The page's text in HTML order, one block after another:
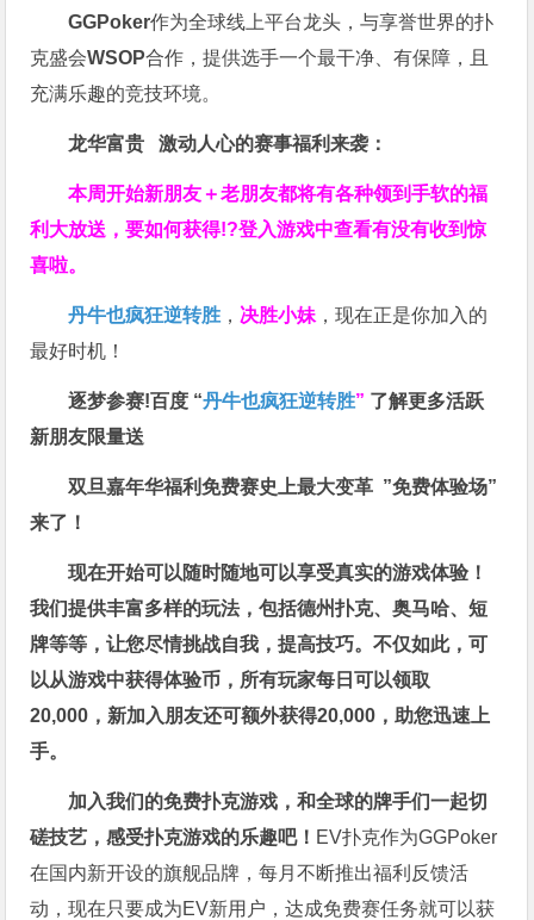
GGPoker作为全球线上平台龙头，与享誉世界的扑
克盛会WSOP合作，提供选手一个最干净、有保障，且
充满乐趣的竞技环境。
龙华富贵 激动人心的赛事福利来袭：
本周开始新朋友＋老朋友都将有各种领到手软的福
利大放送，要如何获得!?登入游戏中查看有没有收到惊
喜啦。
丹牛也疯狂逆转胜 ， 决胜小妹 ，现在正是你加入的
最好时机！
逐梦参赛!百度 “丹牛也疯狂逆转胜” 了解更多活跃
新朋友限量送
双旦嘉年华福利免费赛史上最大变革 ”免费体验场”
来了！
现在开始可以随时随地可以享受真实的游戏体验！
我们提供丰富多样的玩法，包括德州扑克、奥马哈、短
牌等等，让您尽情挑战自我，提高技巧。不仅如此，可
以从游戏中获得体验币，所有玩家每日可以领取
20,000，新加入朋友还可额外获得20,000，助您迅速上
手。
加入我们的免费扑克游戏，和全球的牌手们一起切
磋技艺，感受扑克游戏的乐趣吧！ EV扑克作为GGPoker
在国内新开设的旗舰品牌，每月不断推出福利反馈活
动，现在只要成为EV新用户，达成免费赛任务就可以获